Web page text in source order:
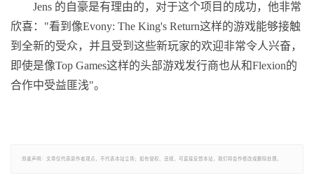
Jens 的自豪是有理由的，对于这个项目的成功，他非常
欣喜："看到像Evony: The King's Return这样的游戏能够接触
到全新的受众，并且受到这些新玩家的欢迎非常令人兴奋，
即使是像Top Games这样的头部游戏发行商也从和Flexion的
合作中受益匪浅"。
郑重声明：文章仅代表原作者观点，不代表本站立场；如有侵权、违规，可直接反馈本站，我们将会作修改或删除处理。